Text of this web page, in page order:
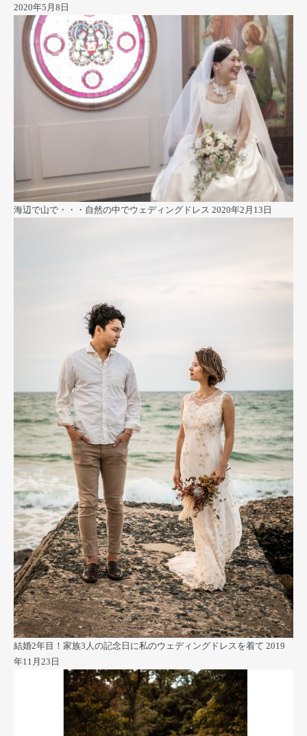
2020年5月8日
海辺で山で・・・自然の中でウェディングドレス 2020年2月13日
結婚2年目！家族3人の記念日に私のウェディングドレスを着て 2019
年11月23日